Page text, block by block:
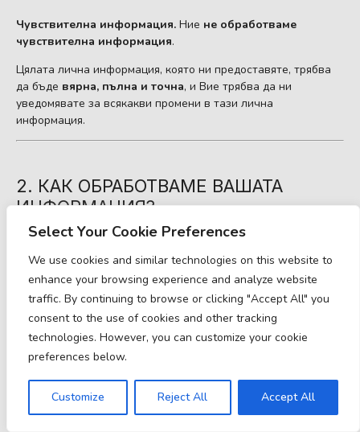
Select Your Cookie Preferences
We use cookies and similar technologies on this website to
enhance your browsing experience and analyze website
traffic. By continuing to browse or clicking "Accept All" you
consent to the use of cookies and other tracking
technologies. However, you can customize your cookie
preferences below.
Customize Reject All Accept All
Чувствителна информация. Ние не обработваме
чувствителна информация.
Цялата лична информация, която ни предоставяте, трябва
да бъде вярна, пълна и точна, и Вие трябва да ни
уведомявате за всякакви промени в тази лична
информация.
2. КАК ОБРАБОТВАМЕ ВАШАТА
ИНФОРМАЦИЯ?
Кратко:Ние обработваме Вашата информация, за да
предоставяме, подобряваме и администрираме нашите
Услуги, да комуникираме с Вас, за сигурност и
предотвратяване на измами и за спазване на закона. Може
също да обработваме Вашата информация за други цели с
Вашето съгласие.
Ние обработваме Вашата лична информация по различни
причини, в зависимост от това как взаимодействате с
нашите Услуги, включително: